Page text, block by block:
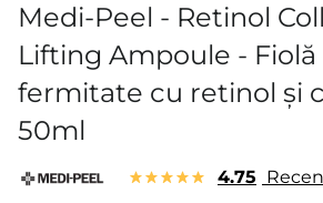
Medi-Peel - Retinol
Lifting Ampoule - Fiolă
fermitate cu retinol și
50ml
4.75